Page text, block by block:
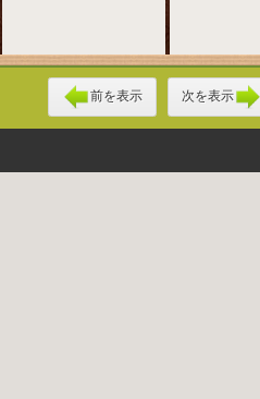
前を表示 次を表示